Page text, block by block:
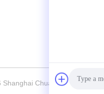
Chuanglv Catering